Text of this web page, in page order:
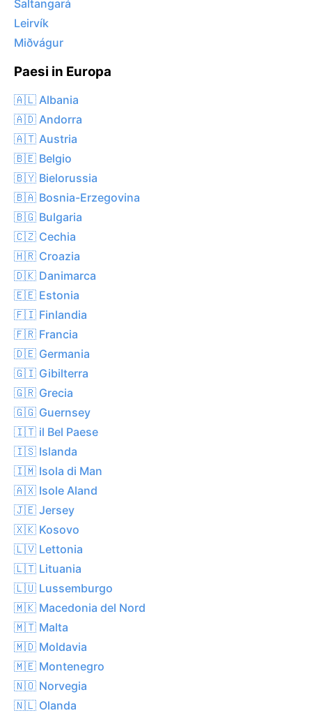
Saltangará
Leirvík
Miðvágur
Paesi in Europa
🇦🇱 Albania
🇦🇩 Andorra
🇦🇹 Austria
🇧🇪 Belgio
🇧🇾 Bielorussia
🇧🇦 Bosnia-Erzegovina
🇧🇬 Bulgaria
🇨🇿 Cechia
🇭🇷 Croazia
🇩🇰 Danimarca
🇪🇪 Estonia
🇫🇮 Finlandia
🇫🇷 Francia
🇩🇪 Germania
🇬🇮 Gibilterra
🇬🇷 Grecia
🇬🇬 Guernsey
🇮🇹 il Bel Paese
🇮🇸 Islanda
🇮🇲 Isola di Man
🇦🇽 Isole Aland
🇯🇪 Jersey
🇽🇰 Kosovo
🇱🇻 Lettonia
🇱🇹 Lituania
🇱🇺 Lussemburgo
🇲🇰 Macedonia del Nord
🇲🇹 Malta
🇲🇩 Moldavia
🇲🇪 Montenegro
🇳🇴 Norvegia
🇳🇱 Olanda